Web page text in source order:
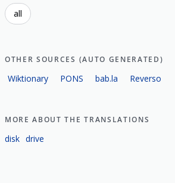
all
OTHER SOURCES (AUTO GENERATED)
Wiktionary PONS bab.la Reverso
MORE ABOUT THE TRANSLATIONS
disk drive